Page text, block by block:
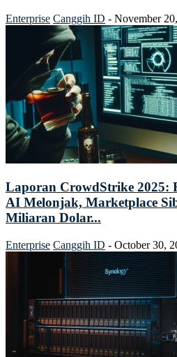
Enterprise Canggih ID - November
Laporan CrowdStrike 2025:
AI Melonjak, Marketplace
Miliaran Dolar...
Enterprise Canggih ID - October 30,